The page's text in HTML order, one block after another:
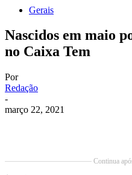
Gerais
Nascidos em maio
no Caixa Tem
Por
Redação
-
março 22, 2021
Continua